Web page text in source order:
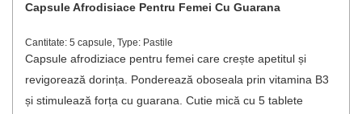
Capsule Afrodisiace Pentru Femei Cu Guarana
Cantitate: 5 capsule, Type: Pastile
Capsule afrodiziace pentru femei care crește apetitul și
revigorează dorința. Ponderează oboseala prin vitamina B3
și stimulează forța cu guarana. Cutie mică cu 5 tablete